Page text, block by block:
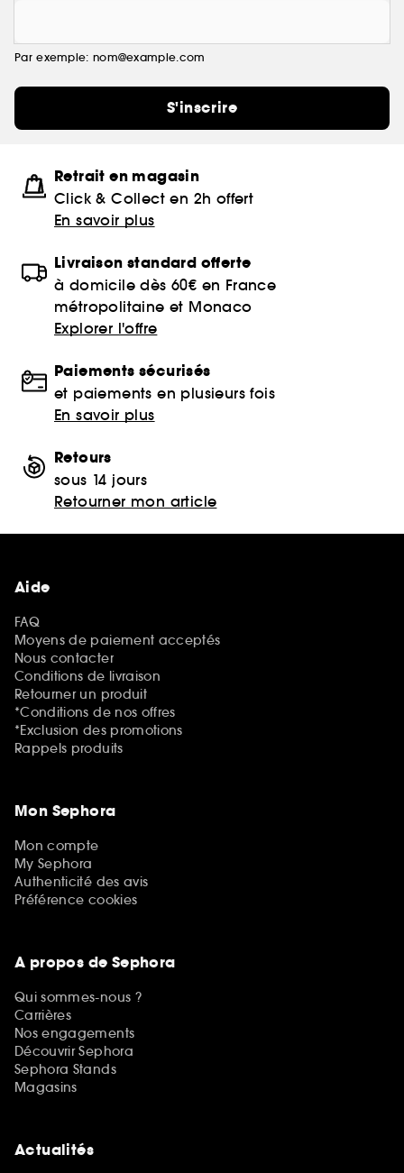
Par exemple: nom@example.com
S'inscrire
Retrait en magasin
Click & Collect en 2h offert
En savoir plus
Livraison standard offerte
à domicile dès 60€ en France
métropolitaine et Monaco
Explorer l'offre
Paiements sécurisés
et paiements en plusieurs fois
En savoir plus
Retours
sous 14 jours
Retourner mon article
Aide
FAQ
Moyens de paiement acceptés
Nous contacter
Conditions de livraison
Retourner un produit
*Conditions de nos offres
*Exclusion des promotions
Rappels produits
Mon Sephora
Mon compte
My Sephora
Authenticité des avis
Préférence cookies
A propos de Sephora
Qui sommes-nous ?
Carrières
Nos engagements
Découvrir Sephora
Sephora Stands
Magasins
Actualités